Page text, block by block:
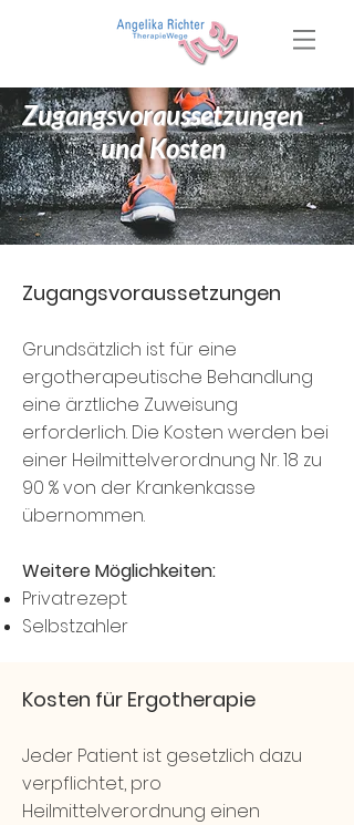
Zugangsvoraussetzungen
und Kosten
Zugangsvoraussetzungen
Grundsätzlich ist für eine
ergotherapeutische Behandlung
eine ärztliche Zuweisung
erforderlich. Die Kosten werden bei
einer Heilmittelverordnung Nr. 18 zu
90 % von der Krankenkasse
übernommen.
Weitere Möglichkeiten:
Privatrezept
Selbstzahler
Kosten für Ergotherapie
Jeder Patient ist gesetzlich dazu
verpflichtet, pro
Heilmittelverordnung einen